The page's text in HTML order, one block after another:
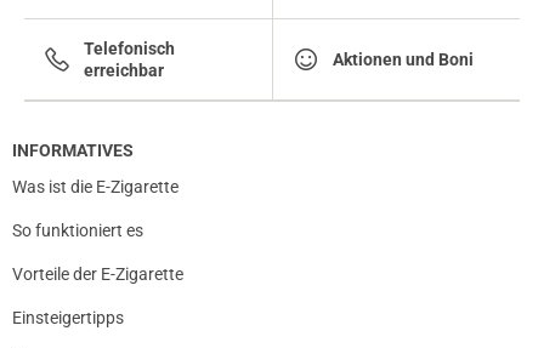
Telefonisch
erreichbar
Aktionen und Boni
INFORMATIVES
Was ist die E-Zigarette
So funktioniert es
Vorteile der E-Zigarette
Einsteigertipps